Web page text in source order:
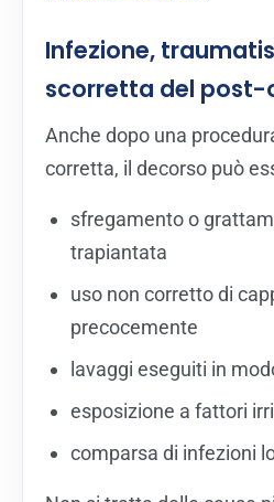
Infezione,
scorretta del
Anche dopo una
corretta, il decorso può
sfregamento o
trapiantata
uso non corretto di
precocemente
lavaggi eseguiti in
esposizione a fattori
comparsa di infezioni